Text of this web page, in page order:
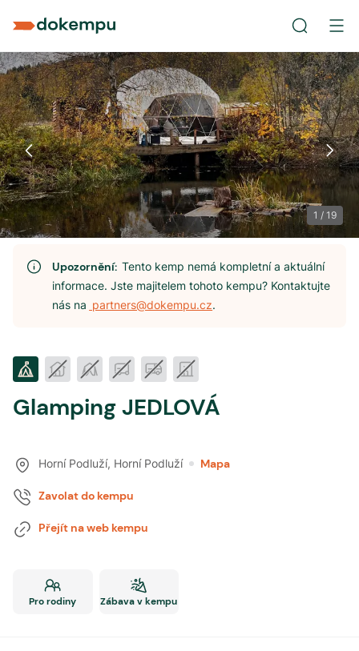
1 / 19
Upozornění:Tento kemp nemá kompletní a aktuální
informace. Jste majitelem tohoto kempu? Kontaktujte
nás na partners@dokempu.cz.
Glamping JEDLOVÁ
Horní Podluží, Horní Podluží Mapa
Zavolat do kempu
Přejít na web kempu
Pro rodiny Zábava v kempu